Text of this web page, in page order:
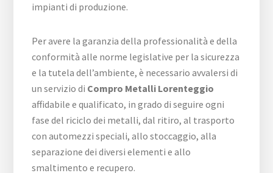
impianti di produzione.
Per avere la garanzia della professionalità e della
conformità alle norme legislative per la sicurezza
e la tutela dell’ambiente, è necessario avvalersi di
un servizio di Compro Metalli Lorenteggio
affidabile e qualificato, in grado di seguire ogni
fase del riciclo dei metalli, dal ritiro, al trasporto
con automezzi speciali, allo stoccaggio, alla
separazione dei diversi elementi e allo
smaltimento e recupero.